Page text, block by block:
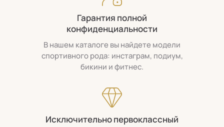
Гарантия полной
конфиденциальности
В нашем каталоге вы найдете модели
спортивного рода: инстаграм, подиум,
бикини и фитнес.
Исключительно первоклассный